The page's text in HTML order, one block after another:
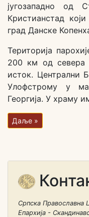
југозападно од
Кристианстад
град Данске
Територија
200 км од севера
исток. Централни
Улофстрому у
Георгија. У храму
Даље »
Српска Православна
Епархија -